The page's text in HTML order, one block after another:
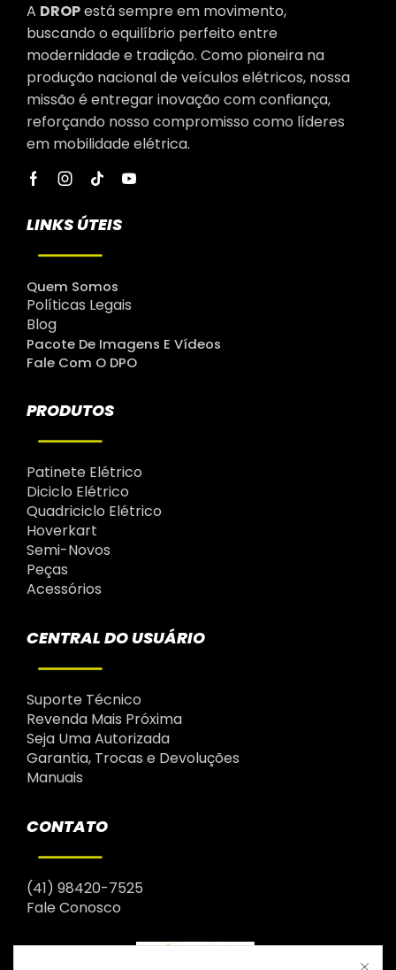
A DROPestá sempre em movimento,
buscando o equilíbrio perfeito entre
modernidade e tradição. Como pioneira na
produção nacional de veículos elétricos, nossa
missão é entregar inovação com confiança,
reforçando nosso compromisso como líderes
em mobilidade elétrica.
LINKS ÚTEIS
Quem Somos
Políticas Legais
Blog
Pacote De Imagens E Vídeos
Fale Com O DPO
PRODUTOS
Patinete Elétrico
Diciclo Elétrico
Quadriciclo Elétrico
Hoverkart
Semi-Novos
Peças
Acessórios
CENTRAL DO USUÁRIO
Suporte Técnico
Revenda Mais Próxima
Seja Uma Autorizada
Garantia, Trocas e Devoluções
Manuais
CONTATO
(41) 98420-7525
Fale Conosco